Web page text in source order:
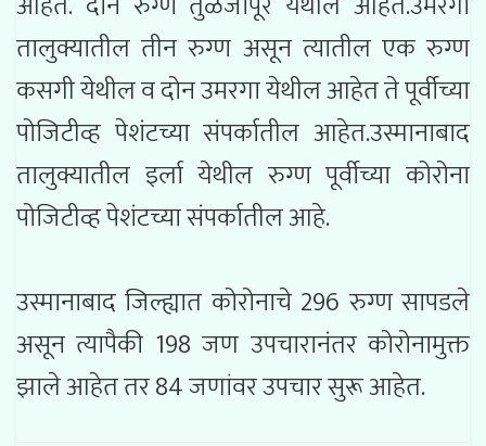
तालुक्यातील तीन रुग्ण असून त्यातील एक रुग्ण
कसगी येथील व दोन उमरगा येथील आहेत ते पूर्वीच्या
पोजिटीव्ह पेशंटच्या संपर्कातील आहेत.उस्मानाबाद
तालुक्यातील इर्ला येथील रुग्ण पूर्वीच्या कोरोना
पोजिटीव्ह पेशंटच्या संपर्कातील आहे.
उस्मानाबाद जिल्ह्यात कोरोनाचे 296 रुग्ण सापडले
असून त्यापैकी 198 जण उपचारानंतर कोरोनामुक्त
झाले आहेत तर 84 जणांवर उपचार सुरू आहेत.